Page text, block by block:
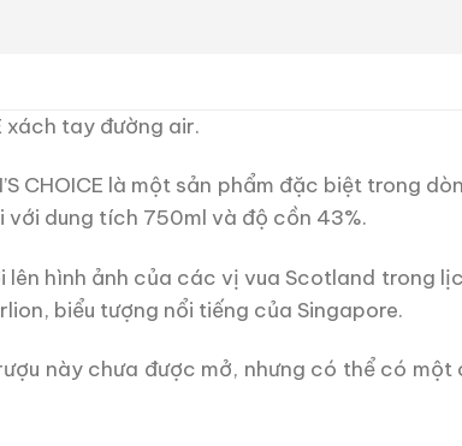
xách tay đường air.
CHOICE là một sản phẩm đặc biệt trong
dung tích 750ml và độ cồn 43%.
hình ảnh của các vị vua Scotland trong
biểu tượng nổi tiếng của Singapore.
này chưa được mở, nhưng có thể có